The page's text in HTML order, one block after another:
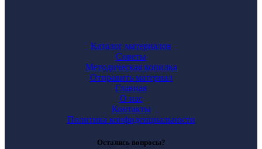
Каталог материалов
Советы
Методическая копилка
Отправить материал
Главная
О нас
Контакты
Политика конфиденциальности
Остались вопросы?